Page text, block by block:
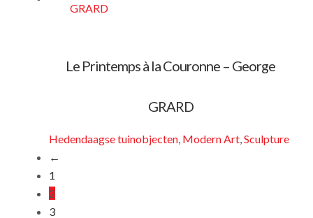
Le Printemps à la Couronne – George
GRARD
Hedendaagse tuinobjecten Modern Art Sculpture
←
1
2
3